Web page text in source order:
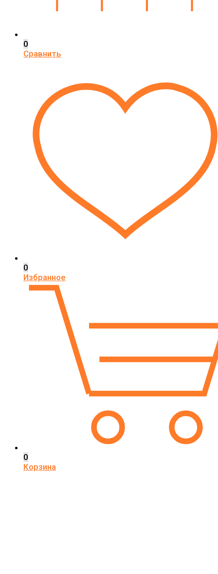
0
Сравнить
0
Избранное
0
Корзина